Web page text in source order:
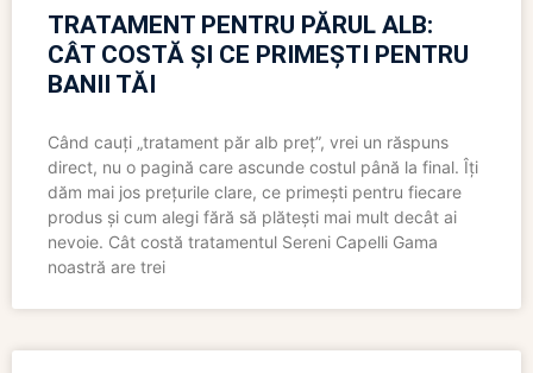
TRATAMENT PENTRU PĂRUL ALB:
CÂT COSTĂ ȘI CE PRIMEȘTI PENTRU
BANII TĂI
Când cauți „tratament păr alb preț”, vrei un răspuns
direct, nu o pagină care ascunde costul până la final. Îți
dăm mai jos prețurile clare, ce primești pentru fiecare
produs și cum alegi fără să plătești mai mult decât ai
nevoie. Cât costă tratamentul Sereni Capelli Gama
noastră are trei